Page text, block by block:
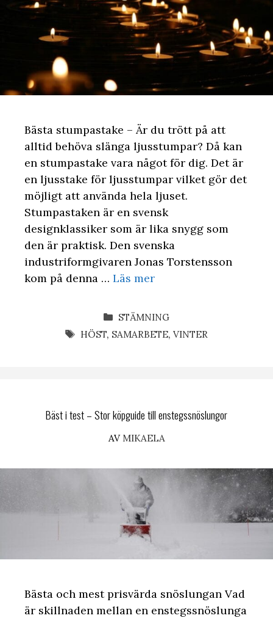
Bästa stumpastake – Är du trött på att
alltid behöva slänga ljusstumpar? Då kan
en stumpastake vara något för dig. Det är
en ljusstake för ljusstumpar vilket gör det
möjligt att använda hela ljuset.
Stumpastaken är en svensk
designklassiker som är lika snygg som
den är praktisk. Den svenska
industriformgivaren Jonas Torstensson
kom på denna … Läs mer
KATEGORIER
STÄMNING
ETIKETTER
HÖST, SAMARBETE, VINTER
Bäst i test – Stor köpguide till enstegssnöslungor
AV MIKAELA
Bästa och mest prisvärda snöslungan Vad
är skillnaden mellan en enstegssnöslunga